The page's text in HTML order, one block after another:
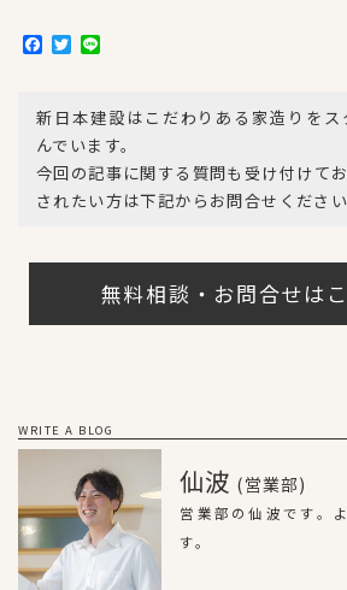
F
a
b
o
o
k
T
w
t
e
r
新日本建設はこだわりある家造りを
んでいます。
今回の記事に関する質問も受け付けて
されたい方は下記からお問合せください
無料相談・お問合せは
WRITE A BLOG
仙波 (営業部)
営業部の仙波です。
す。